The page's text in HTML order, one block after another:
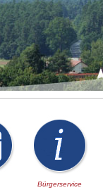
Bürgerservice